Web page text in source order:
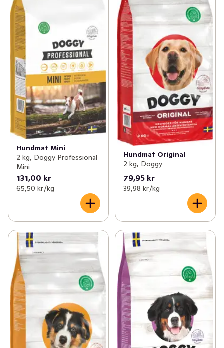
Hundmat Mini
2 kg, Doggy Professional
Mini
131,00 kr
65,50 kr /kg
Hundmat Original
2 kg, Doggy
79,95 kr
39,98 kr /kg